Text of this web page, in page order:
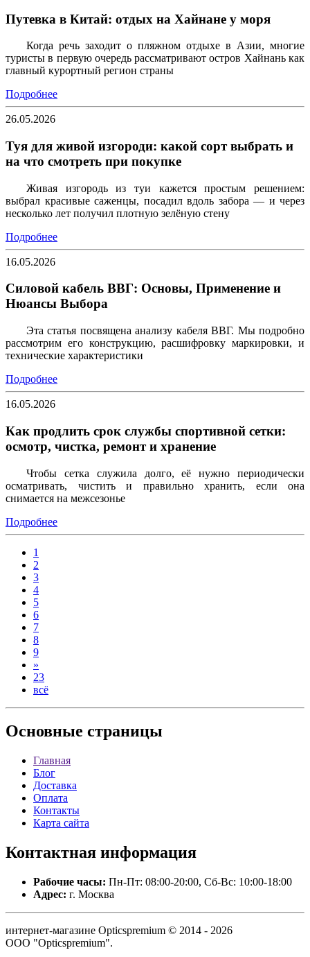
Путевка в Китай: отдых на Хайнане у моря
Когда речь заходит о пляжном отдыхе в Азии, многие
туристы в первую очередь рассматривают остров Хайнань как
главный курортный регион страны
Подробнее
26.05.2026
Туя для живой изгороди: какой сорт выбрать и
на что смотреть при покупке
Живая изгородь из туи кажется простым решением:
выбрал красивые саженцы, посадил вдоль забора — и через
несколько лет получил плотную зелёную стену
Подробнее
16.05.2026
Силовой кабель ВВГ: Основы, Применение и
Нюансы Выбора
Эта статья посвящена анализу кабеля ВВГ. Мы подробно
рассмотрим его конструкцию, расшифровку маркировки, и
технические характеристики
Подробнее
16.05.2026
Как продлить срок службы спортивной сетки:
осмотр, чистка, ремонт и хранение
Чтобы сетка служила долго, её нужно периодически
осматривать, чистить и правильно хранить, если она
снимается на межсезонье
Подробнее
1
2
3
4
5
6
7
8
9
»
23
всё
Основные страницы
Главная
Блог
Доставка
Оплата
Контакты
Карта сайта
Контактная информация
Рабочие часы: Пн-Пт: 08:00-20:00, Сб-Вс: 10:00-18:00
Адрес: г. Москва
интернет-магазине Opticspremium © 2014 - 2026
ООО "Opticspremium".